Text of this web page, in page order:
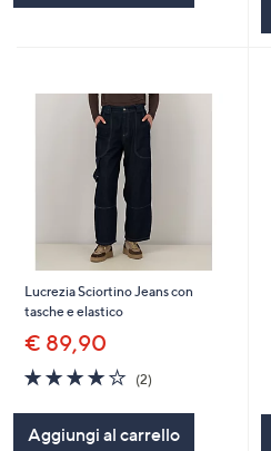
Lucrezia Sciortino Jeans con
tasche e elastico
€ 89,90
4.0
of
5
Stars
(2)2
Aggiungi al carrello